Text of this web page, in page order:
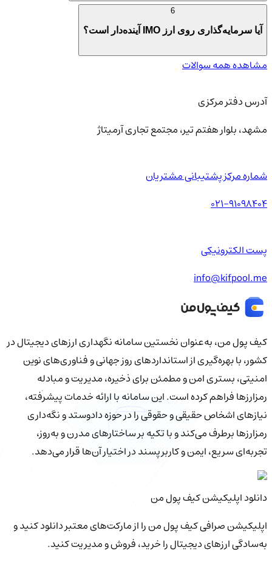
آیا سرمایه‌گذاری روی ارز IMO آینده‌دار است؟
مشاهده همه سوالات
آدرس دفتر مرکزی
مشهد، بلوار هفتم تیر، مجتمع تجاری آرمیتاژ
شماره مرکز پشتیبانی مشتریان
021-91098404
پست الکترونیکی
info@kifpool.me
کیف‌ پول من، به‌عنوان نخستین سامانه نگهداری ارزهای دیجیتال در
کشور، با بهره‌گیری از استانداردهای روز جهانی و فناوری‌های نوین
امنیتی، بستری امن و مطمئن برای ذخیره، مدیریت و مبادله
رمزارزها فراهم کرده است. این سامانه با ارائه خدمات پیشرفته،
نیازهای اشخاص حقیقی و حقوقی را در حوزه دادوستد و نگه‌داری
رمزارزها برطرف می‌کند و با تکیه بر ساختارهای مدرن و به‌روز،
تجربه‌ای سریع، ایمن و کاربرپسند در اختیار آن‌ها قرار می‌دهد.
دانلود اپلیکیشن کیف‌ پول من
اپلیکیشن صرافی کیف پول من را از مارکت‌های معتبر دانلود کنید و
به‌سادگی ارزهای دیجیتال را خرید، فروش و مدیریت کنید.